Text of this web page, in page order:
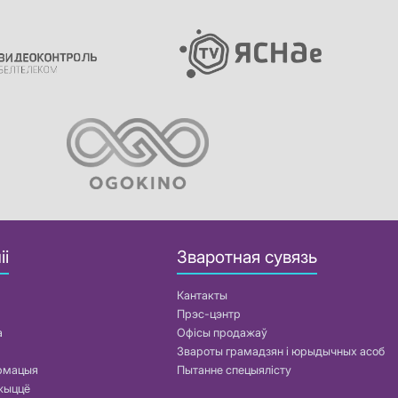
Зваротная сувязь
Кантакты
Прэс-цэнтр
Офісы продажаў
Звароты грамадзян і юрыдычных асоб
Пытанне спецыялісту